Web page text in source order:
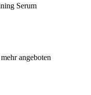
Serum
angeboten